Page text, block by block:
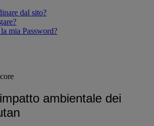
dal sito?
mia Password?
ambientale dei